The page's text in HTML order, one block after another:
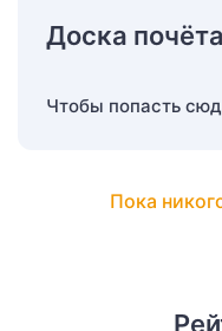
Доска почёта
Чтобы попасть
Пока